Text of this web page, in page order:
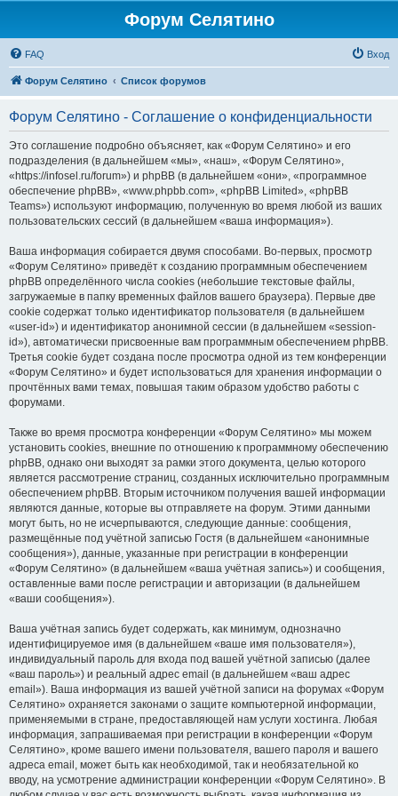
Форум Селятино
FAQ Вход
Форум Селятино Список форумов
Форум Селятино - Соглашение о конфиденциальности
Это соглашение подробно объясняет, как «Форум Селятино» и его
подразделения (в дальнейшем «мы», «наш», «Форум Селятино»,
«https://infosel.ru/forum») и phpBB (в дальнейшем «они», «программное
обеспечение phpBB», «www.phpbb.com», «phpBB Limited», «phpBB
Teams») используют информацию, полученную во время любой из ваших
пользовательских сессий (в дальнейшем «ваша информация»).
Ваша информация собирается двумя способами. Во-первых, просмотр
«Форум Селятино» приведёт к созданию программным обеспечением
phpBB определённого числа cookies (небольшие текстовые файлы,
загружаемые в папку временных файлов вашего браузера). Первые две
cookie содержат только идентификатор пользователя (в дальнейшем
«user-id») и идентификатор анонимной сессии (в дальнейшем «session-
id»), автоматически присвоенные вам программным обеспечением phpBB.
Третья cookie будет создана после просмотра одной из тем конференции
«Форум Селятино» и будет использоваться для хранения информации о
прочтённых вами темах, повышая таким образом удобство работы с
форумами.
Также во время просмотра конференции «Форум Селятино» мы можем
установить cookies, внешние по отношению к программному обеспечению
phpBB, однако они выходят за рамки этого документа, целью которого
является рассмотрение страниц, созданных исключительно программным
обеспечением phpBB. Вторым источником получения вашей информации
являются данные, которые вы отправляете на форум. Этими данными
могут быть, но не исчерпываются, следующие данные: сообщения,
размещённые под учётной записью Гостя (в дальнейшем «анонимные
сообщения»), данные, указанные при регистрации в конференции
«Форум Селятино» (в дальнейшем «ваша учётная запись») и сообщения,
оставленные вами после регистрации и авторизации (в дальнейшем
«ваши сообщения»).
Ваша учётная запись будет содержать, как минимум, однозначно
идентифицируемое имя (в дальнейшем «ваше имя пользователя»),
индивидуальный пароль для входа под вашей учётной записью (далее
«ваш пароль») и реальный адрес email (в дальнейшем «ваш адрес
email»). Ваша информация из вашей учётной записи на форумах «Форум
Селятино» охраняется законами о защите компьютерной информации,
применяемыми в стране, предоставляющей нам услуги хостинга. Любая
информация, запрашиваемая при регистрации в конференции «Форум
Селятино», кроме вашего имени пользователя, вашего пароля и вашего
адреса email, может быть как необходимой, так и необязательной ко
вводу, на усмотрение администрации конференции «Форум Селятино». В